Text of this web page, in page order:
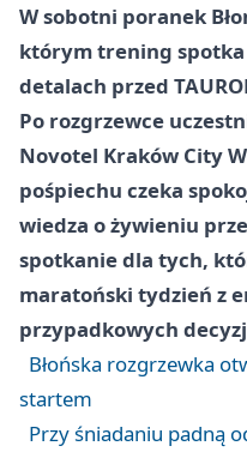
W sobotni poranek
którym trening spotka
detalach przed
Po rozgrzewce
Novotel Kraków City
pośpiechu czeka
wiedza o żywieniu
spotkanie dla tych,
maratoński tydzień z
przypadkowych
Błońska rozgrzewka
startem
Przy śniadaniu padną